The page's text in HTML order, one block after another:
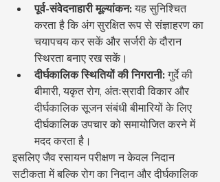
पूर्व-संवेदनाहारी मूल्यांकन: यह सुनिश्चित
करता है कि अंग सुरक्षित रूप से संज्ञाहरण का
चयापचय कर सकें और सर्जरी के दौरान
स्थिरता बनाए रख सकें।
दीर्घकालिक स्थितियों की निगरानी: गुर्दे की
बीमारी, यकृत रोग, अंतःस्रावी विकार और
दीर्घकालिक सूजन संबंधी बीमारियों के लिए
दीर्घकालिक उपचार को समायोजित करने में
मदद करता है।
इसलिए जैव रसायन परीक्षण न केवल निदान
सटीकता में बल्कि रोग का निदान और दीर्घकालिक